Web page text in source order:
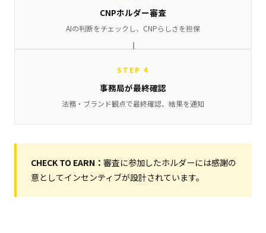
CNPホルダー審査
AIの判断をチェックし、CNPらしさを担保
STEP 4
事務局が最終確認
法務・ブランド観点で最終確認、結果を通知
CHECK TO EARN： 審査に参加したホルダーには感謝の
意としてインセンティブが設計されています。